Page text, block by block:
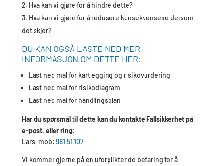
Hva kan vi gjøre for å hindre dette?
Hva kan vi gjøre for å redusere konsekvensene dersom
det skjer?
DU KAN OGSÅ LASTE NED MER
INFORMASJON OM DETTE HER:
Last ned mal for kartlegging og risikovurdering
Last ned mal for risikodiagram
Last ned mal for handlingsplan
Har du spørsmål til dette kan du kontakte Fallsikkerhet på
e-post, eller ring:
Lars, mob: 981 51 107
Vi kommer gjerne på en uforpliktende befaring for å